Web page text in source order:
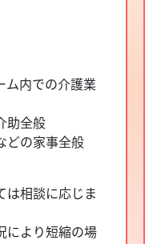
ム内での介護業
助全般
どの家事全般
相談に応じま
により短縮の場